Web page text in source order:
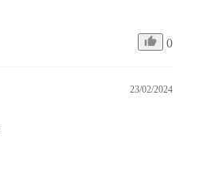
0
23/02/2024